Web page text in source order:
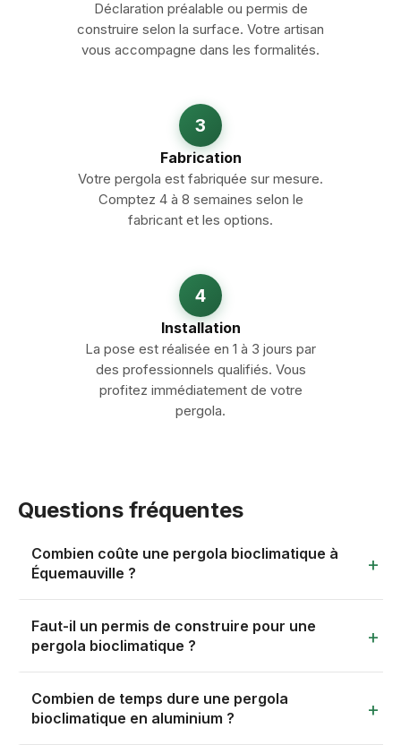
Déclaration préalable ou permis de
construire selon la surface. Votre artisan
vous accompagne dans les formalités.
3
Fabrication
Votre pergola est fabriquée sur mesure.
Comptez 4 à 8 semaines selon le
fabricant et les options.
4
Installation
La pose est réalisée en 1 à 3 jours par
des professionnels qualifiés. Vous
profitez immédiatement de votre
pergola.
Questions fréquentes
Combien coûte une pergola bioclimatique à
Équemauville ?
situe entre 400 € et 1500 € par m², pose comprise. Ce
tarif dépend de la surface couverte, du type de
structure (adossée ou autoportante), de la motorisation
et des options retenues — stores latéraux, éclairage
LED, capteurs climat. Pour obtenir un chiffrage adapté à
Faut-il un permis de construire pour une
pergola bioclimatique ?
une déclaration préalable de travaux suffit dans la
majorité des communes. Au-delà de 20 m², un permis
Combien de temps dure une pergola
bioclimatique en aluminium ?